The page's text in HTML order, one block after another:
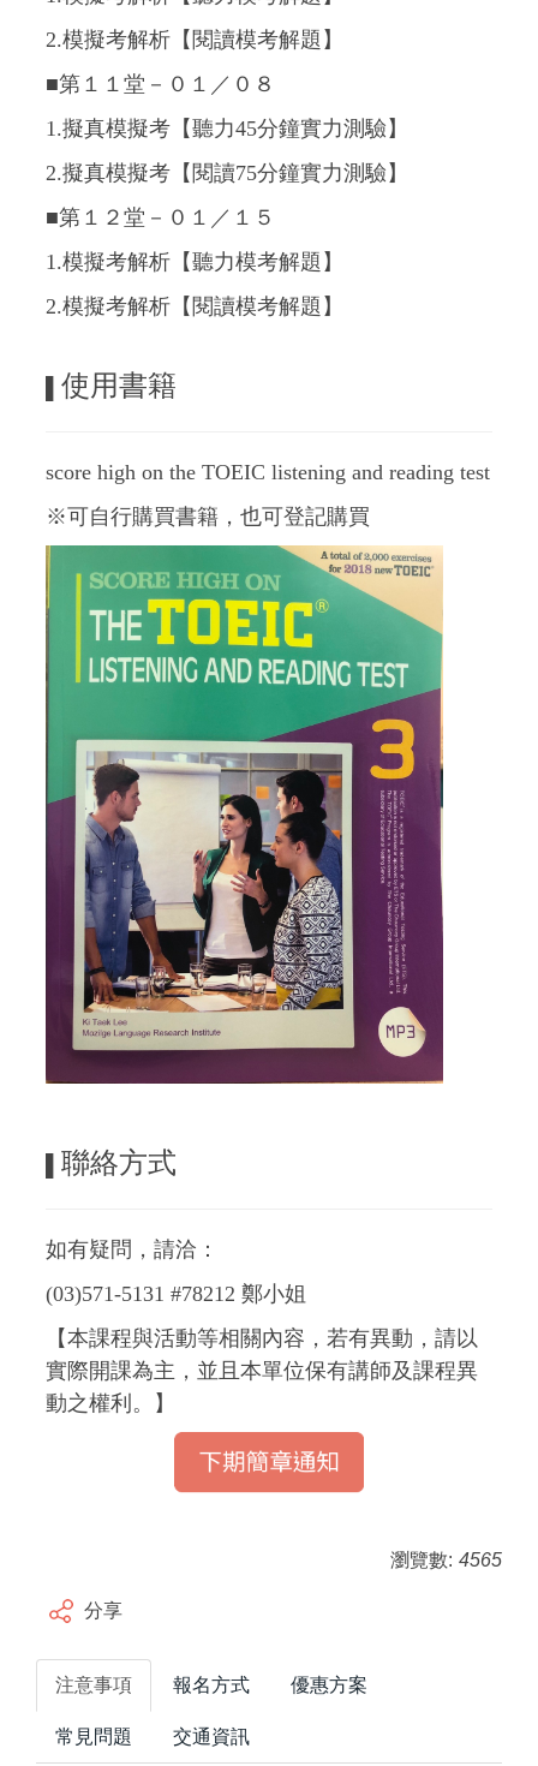
2.模擬考解析【閱讀模考解題】
■第１１堂－０１ ／０８
1.擬真模擬考【聽力45分鐘實力測驗】
2.擬真模擬考【閱讀75分鐘實力測驗】
■第１２堂－０１／１５
1.模擬考解析【聽力模考解題】
2.模擬考解析【閱讀模考解題】
使用書籍
score high on the TOEIC listening and reading test
※可自行購買書籍，也可登記購買
聯絡方式
如有疑問，請洽：
(03)571-5131 #78212 鄭小姐
【本課程與活動等相關內容，若有異動，請以
實際開課為主，並且本單位保有講師及課程異
動之權利。】
瀏覽數: 4565
分享
注意事項 報名方式 優惠方案
常見問題 交通資訊